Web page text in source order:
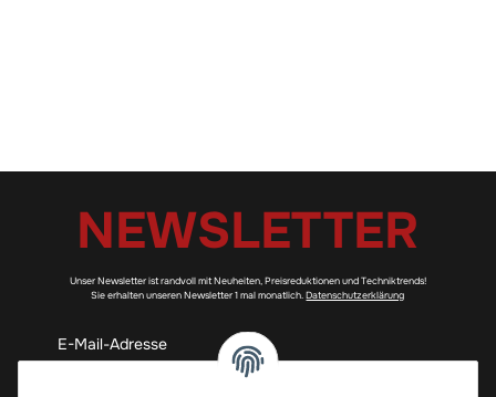
NEWSLETTER
Unser Newsletter ist randvoll mit Neuheiten, Preisreduktionen und Techniktrends!
Sie erhalten unseren Newsletter 1 mal monatlich.Datenschutzerklärung